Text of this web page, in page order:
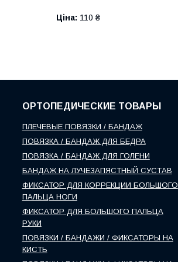
Ціна: 110 ₴
ОРТОПЕДИЧЕСКИЕ ТОВАРЫ
ПЛЕЧЕВЫЕ ПОВЯЗКИ / БАНДАЖ
ПОВЯЗКА / БАНДАЖ ДЛЯ БЕДРА
ПОВЯЗКА / БАНДАЖ ДЛЯ ГОЛЕНИ
БАНДАЖ НА ЛУЧЕЗАПЯСТНЫЙ СУСТАВ
ФИКСАТОР ДЛЯ КОРРЕКЦИИ БОЛЬШОГО
ПАЛЬЦА НОГИ
ФИКСАТОР ДЛЯ БОЛЬШОГО ПАЛЬЦА
РУКИ
ПОВЯЗКИ / БАНДАЖИ / ФИКСАТОРЫ НА
КИСТЬ